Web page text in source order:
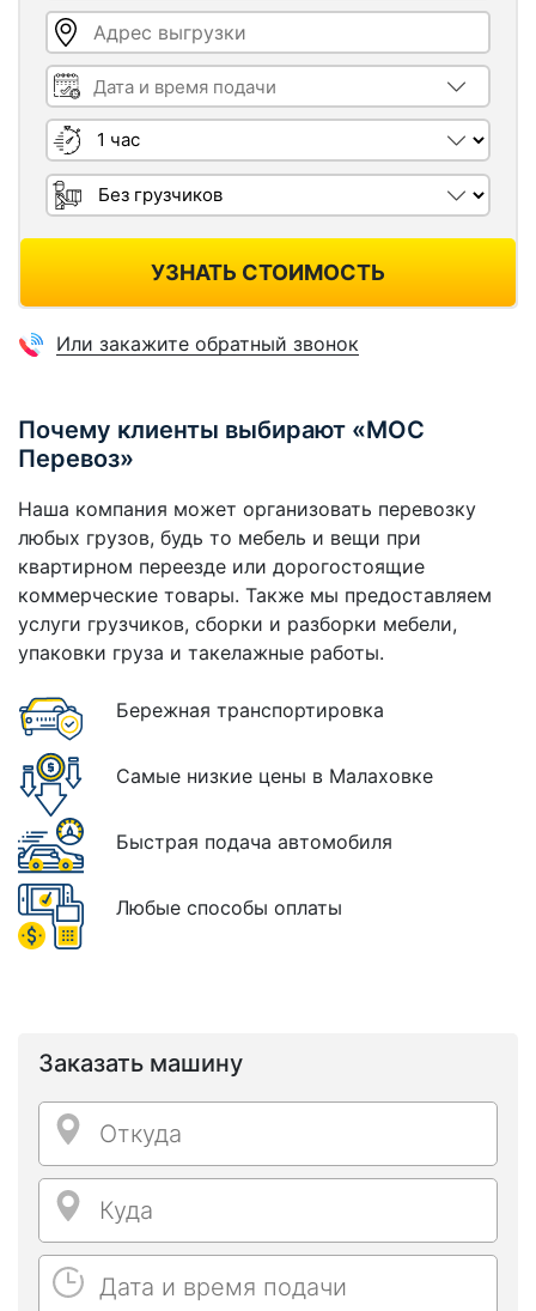
Адрес выгрузки
Дата и время подачи
Длительность
Грузчики
УЗНАТЬ СТОИМОСТЬ
Или закажите обратный звонок
Почему клиенты выбирают «МОС
Перевоз»
Наша компания может организовать перевозку
любых грузов, будь то мебель и вещи при
квартирном переезде или дорогостоящие
коммерческие товары. Также мы предоставляем
услуги грузчиков, сборки и разборки мебели,
упаковки груза и такелажные работы.
Бережная транспортировка
Самые низкие цены в Малаховке
Быстрая подача автомобиля
Любые способы оплаты
Заказать машину